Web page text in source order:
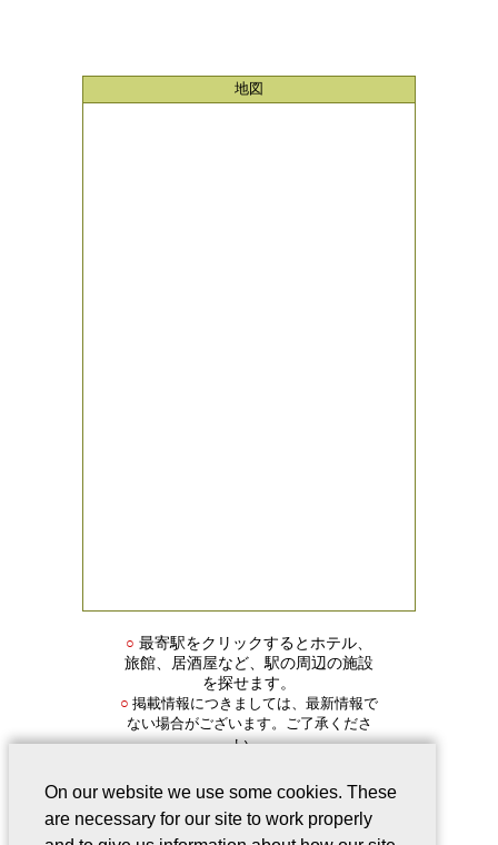
地図
○ 最寄駅をクリックするとホテル、
旅館、居酒屋など、駅の周辺の施設
を探せます。
○ 掲載情報につきましては、最新情報で
ない場合がございます。ご了承くださ
い。
On our website we use some cookies. These
are necessary for our site to work properly